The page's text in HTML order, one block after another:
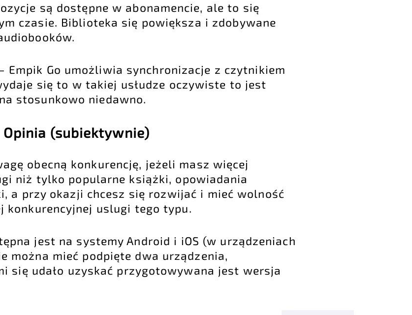
są dostępne w abonamencie, ale to się
czasie. Biblioteka się powiększa i zdobywane
Empik Go umożliwia synchronizacje z czytnikiem
się to w takiej usłudze oczywiste to jest
stosunkowo niedawno.
(subiektywnie)
obecną konkurencję, jeżeli masz więcej
niż tylko popularne książki, opowiadania
a przy okazji chcesz się rozwijać i mieć wolność
konkurencyjnej uslugi tego typu.
jest na systemy Android i iOS (w urządzeniach
można mieć podpięte dwa urządzenia,
się udało uzyskać przygotowywana jest wersja